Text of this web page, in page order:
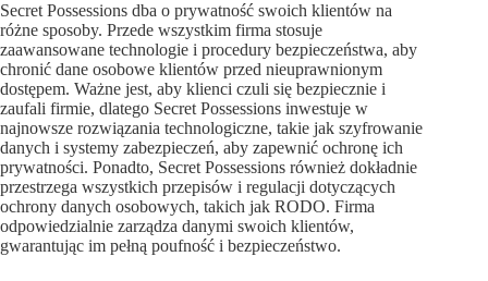
Secret Possessions dba o prywatność swoich klientów na
różne sposoby. Przede wszystkim firma stosuje
zaawansowane technologie i procedury bezpieczeństwa, aby
chronić dane osobowe klientów przed nieuprawnionym
dostępem. Ważne jest, aby klienci czuli się bezpiecznie i
zaufali firmie, dlatego Secret Possessions inwestuje w
najnowsze rozwiązania technologiczne, takie jak szyfrowanie
danych i systemy zabezpieczeń, aby zapewnić ochronę ich
prywatności. Ponadto, Secret Possessions również dokładnie
przestrzega wszystkich przepisów i regulacji dotyczących
ochrony danych osobowych, takich jak RODO. Firma
odpowiedzialnie zarządza danymi swoich klientów,
gwarantując im pełną poufność i bezpieczeństwo.